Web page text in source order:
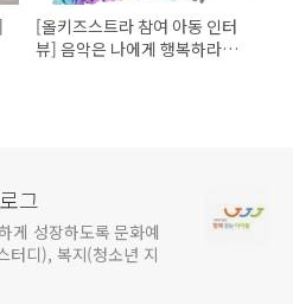
[올키즈스트라 참여 아동 인터
뷰] 음악은 나에게 행복하라고
그
게 성장하도록 문화예
터디), 복지(청소년 지